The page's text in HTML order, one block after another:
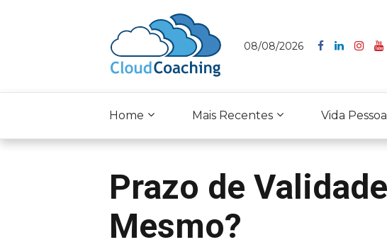
08/08/2026
Home Mais Recentes Vida Pessoal
Prazo de
Mesmo?